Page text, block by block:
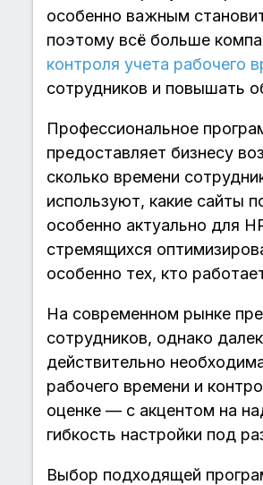
особенно важным
поэтому всё больше
контроля учета рабочего
сотрудников и повышать
Профессиональное
предоставляет бизнесу
сколько времени
используют, какие сайты
особенно актуально для
стремящихся
особенно тех, кто
На современном рынке
сотрудников, однако
действительно
рабочего времени и
оценке — с акцентом на
гибкость настройки под
Выбор подходящей